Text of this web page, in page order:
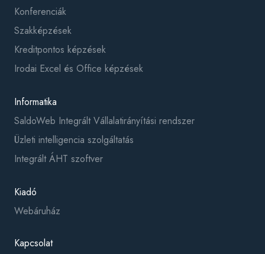
Konferenciák
Szakképzések
Kreditpontos képzések
Irodai Excel és Office képzések
Informatika
SaldoWeb Integrált Vállalatirányítási rendszer
Üzleti intelligencia szolgáltatás
Integrált ÁHT szoftver
Kiadó
Webáruház
Kapcsolat